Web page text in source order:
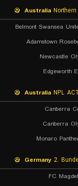
Australia
Belmont Swansea
Adamstown
Newcastle
Edgeworth
Australia NPL
Canberra
Canberra
Monaro
Germany 2.